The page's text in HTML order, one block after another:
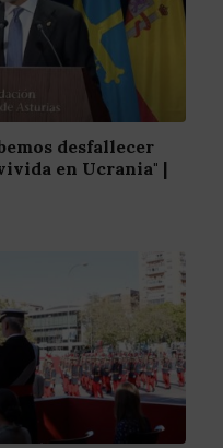
desfallecer
en Ucrania" |